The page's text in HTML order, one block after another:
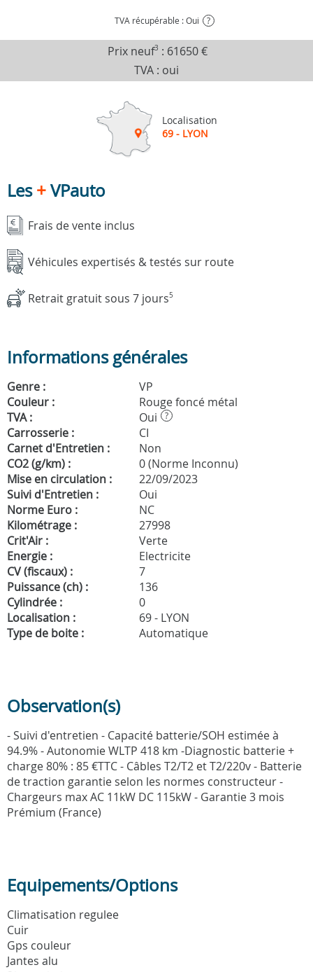
TVA récupérable : Oui ?
Prix neuf3 : 61650 €
TVA : oui
Localisation
69 - LYON
Les+VPauto
Frais de vente inclus
Véhicules expertisés & testés sur route
Retrait gratuit sous 7 jours5
Informations générales
Genre :
VP
Couleur :
Rouge foncé métal
TVA :
Oui ?
Carrosserie :
CI
Carnet d'Entretien :
Non
CO2 (g/km) :
0 (Norme Inconnu)
Mise en circulation :
22/09/2023
Suivi d'Entretien :
Oui
Norme Euro :
NC
Kilométrage :
27998
Crit'Air :
Verte
Energie :
Electricite
CV (fiscaux) :
7
Puissance (ch) :
136
Cylindrée :
0
Localisation :
69 - LYON
Type de boite :
Automatique
Observation(s)
- Suivi d'entretien - Capacité batterie/SOH estimée à
94.9% - Autonomie WLTP 418 km -Diagnostic batterie +
charge 80% : 85 €TTC - Câbles T2/T2 et T2/220v - Batterie
de traction garantie selon les normes constructeur -
Chargeurs max AC 11kW DC 115kW - Garantie 3 mois
Prémium (France)
Equipements/Options
Climatisation regulee
Cuir
Gps couleur
Jantes alu